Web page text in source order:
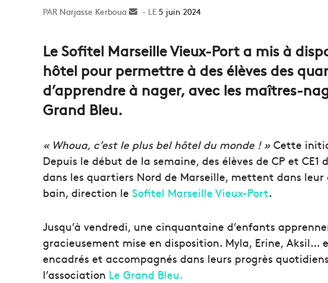
Narjasse Kerboua
Envoyer5 juin 2024
Le Sofitel Marseille Vieux-Port a mis à
hôtel pour permettre à des élèves des
d’apprendre à nager, avec les maîtres-
Grand Bleu.
« Whoua, c’est le plus bel hôtel du monde ! » Cette
Depuis le début de la semaine, des élèves de CP et CE1
dans les quartiers Nord de Marseille, mettent dans
bain, direction le Sofitel Marseille Vieux-Port.
Jusqu’à vendredi, une cinquantaine d’enfants
gracieusement mise en disposition. Myla, Erine, Aksil…
encadrés et accompagnés dans leurs progrès
l’association Le Grand Bleu.